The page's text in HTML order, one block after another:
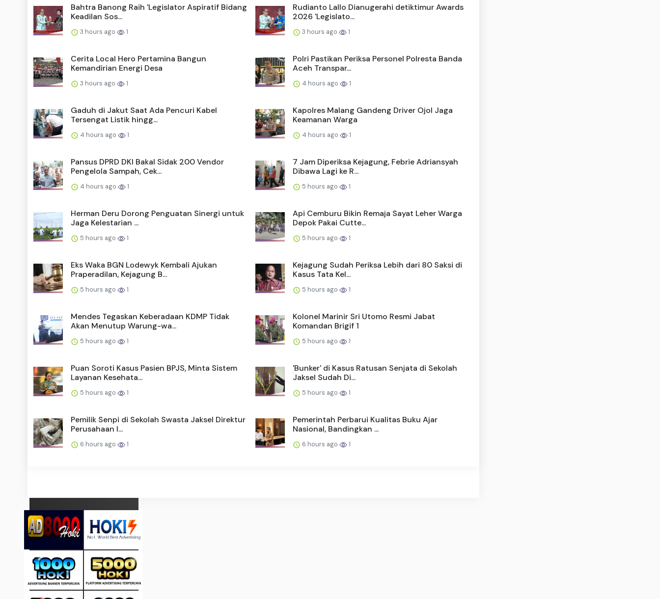
Bahtra Banong Raih 'Legislator Aspiratif Bidang
Keadilan Sos...
3 hours ago 1
Rudianto Lallo Dianugerahi detiktimur Awards
2026 'Legislato...
3 hours ago 1
Cerita Local Hero Pertamina Bangun
Kemandirian Energi Desa
3 hours ago 1
Polri Pastikan Periksa Personel Polresta Banda
Aceh Transpar...
4 hours ago 1
Gaduh di Jakut Saat Ada Pencuri Kabel
Tersengat Listik hingg...
4 hours ago 1
Kapolres Malang Gandeng Driver Ojol Jaga
Keamanan Warga
4 hours ago 1
Pansus DPRD DKI Bakal Sidak 200 Vendor
Pengelola Sampah, Cek...
4 hours ago 1
7 Jam Diperiksa Kejagung, Febrie Adriansyah
Dibawa Lagi ke R...
5 hours ago 1
Herman Deru Dorong Penguatan Sinergi untuk
Jaga Kelestarian ...
5 hours ago 1
Api Cemburu Bikin Remaja Sayat Leher Warga
Depok Pakai Cutte...
5 hours ago 1
Eks Waka BGN Lodewyk Kembali Ajukan
Praperadilan, Kejagung B...
5 hours ago 1
Kejagung Sudah Periksa Lebih dari 80 Saksi di
Kasus Tata Kel...
5 hours ago 1
Mendes Tegaskan Keberadaan KDMP Tidak
Akan Menutup Warung-wa...
5 hours ago 1
Kolonel Marinir Sri Utomo Resmi Jabat
Komandan Brigif 1
5 hours ago 1
Puan Soroti Kasus Pasien BPJS, Minta Sistem
Layanan Kesehata...
5 hours ago 1
'Bunker' di Kasus Ratusan Senjata di Sekolah
Jaksel Sudah Di...
5 hours ago 1
Pemilik Senpi di Sekolah Swasta Jaksel Direktur
Perusahaan I...
6 hours ago 1
Pemerintah Perbarui Kualitas Buku Ajar
Nasional, Bandingkan ...
6 hours ago 1